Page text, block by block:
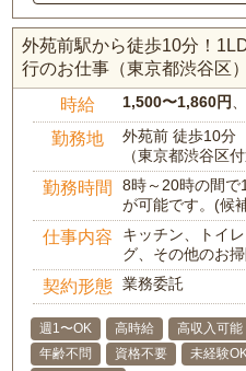
外苑前駅から徒歩10分！
行のお仕事（東京都渋谷区）
時給 1,500〜1,860円
勤務地
外苑前 徒歩10分
（東京都渋谷区付
勤務時間
8時～20時の間で
が可能です。(候
仕事内容
キッチン、トイ
グ、その他のお
契約形態 業務委託
週1〜OK 高時給 高収入可能
年齢不問
資格不要 未経験